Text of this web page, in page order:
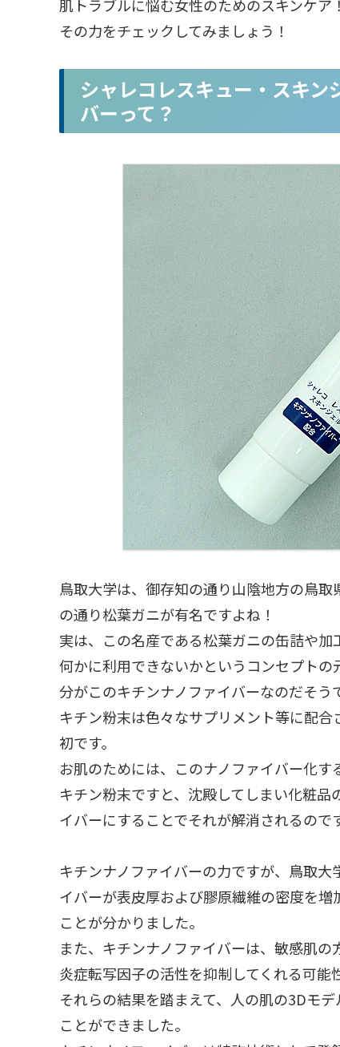
肌トラブルに悩む女性のためのスキンケア！
その力をチェックしてみましょう！
シャレコレスキュー・スキン
バーって？
鳥取大学は、御存知の通り山陰地方の鳥
の通り松葉ガニが有名ですよね！
実は、この名産である松葉ガニの缶詰や
何かに利用できないかというコンセプト
分がこのキチンナノファイバーなのだそう
キチン粉末は色々なサプリメント等に配
初です。
お肌のためには、このナノファイバー化す
キチン粉末ですと、沈殿してしまい化粧
イバーにすることでそれが解消されるので
キチンナノファイバーの力ですが、鳥取
イバーが表皮厚および膠原繊維の密度を
ことが分かりました。
また、キチンナノファイバーは、敏感肌
炎症転写因子の活性を抑制してくれる可能
それらの結果を踏まえて、人の肌の3Dモ
ことができました。